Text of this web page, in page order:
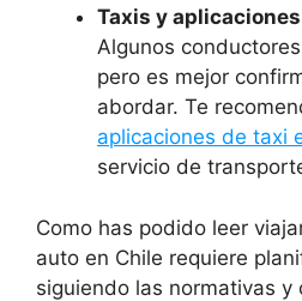
Taxis y
Algunos
pero es mejor
abordar. Te
aplicaciones de taxi
servicio de
Como has podido leer
auto en Chile requiere
siguiendo las normativas y